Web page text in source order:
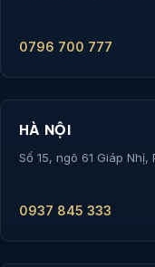
0796 700 777
HÀ NỘI
Số 15, ngõ 61 Giáp
0937 845 333